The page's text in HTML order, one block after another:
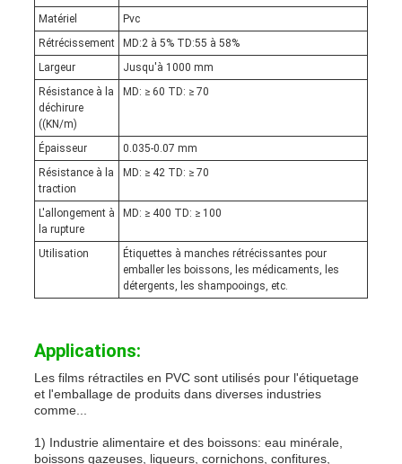
Matériel
Pvc
Rétrécissement
MD:2 à 5% TD:55 à 58%
Largeur
Jusqu'à 1000 mm
Résistance à la
déchirure
((KN/m)
MD: ≥ 60 TD: ≥ 70
Épaisseur
0.035-0.07 mm
Résistance à la
traction
MD: ≥ 42 TD: ≥ 70
L'allongement à
la rupture
MD: ≥ 400 TD: ≥ 100
Utilisation
Étiquettes à manches rétrécissantes pour
emballer les boissons, les médicaments, les
détergents, les shampooings, etc.
Applications:
Les films rétractiles en PVC sont utilisés pour l'étiquetage
et l'emballage de produits dans diverses industries
comme...
1) Industrie alimentaire et des boissons: eau minérale,
boissons gazeuses, liqueurs, cornichons, confitures,